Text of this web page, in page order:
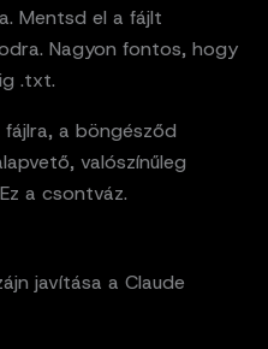
Mentsd el a fájlt
Nagyon fontos, hogy
.txt.
a böngésződ
valószínűleg
a csontváz.
javítása a Claude